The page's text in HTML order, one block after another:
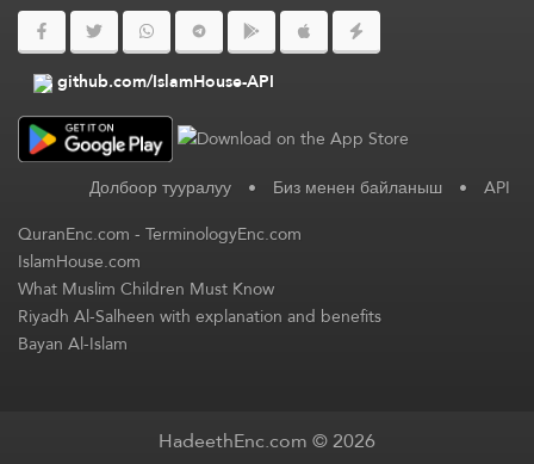
github.com/IslamHouse-API
Долбоор тууралуу • Биз менен байланыш • API
QuranEnc.com-TerminologyEnc.com
IslamHouse.com
What Muslim Children Must Know
Riyadh Al-Salheen with explanation and benefits
Bayan Al-Islam
HadeethEnc.com © 2026